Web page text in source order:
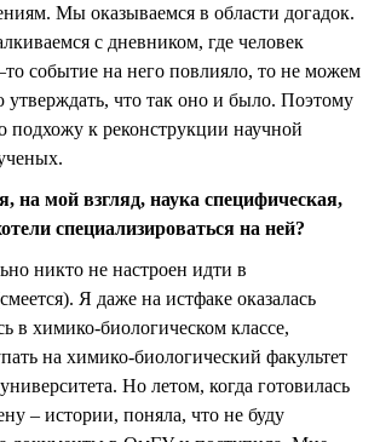
Мы оказываемся в области догадок.
с дневником, где человек
событие на него повлияло, то не можем
утверждать, что так оно и было. Поэтому
подхожу к реконструкции научной
на мой взгляд, наука специфическая,
специализироваться на ней?
никто не настроен идти в
Я даже на истфаке оказалась
в химико-биологическом классе,
на химико-биологический факультет
Но летом, когда готовилась
– истории, поняла, что не буду